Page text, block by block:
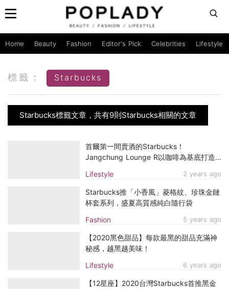
Home Beauty Fashion Editor's Pick Celebrities Lifestyle
標籤： Starbucks
Starbucks標籤文章，共有9則Starbucks相關的文章
Lifestyle 2 years ago
首爾第一間賣酒的Starbucks！
Jangchung Lounge R以咖啡為基底打造
了
Fashion 5 years ago
Starbucks推「小香風」菱格紋、珍珠金鏈
杯套系列，盛夏高質感純白隨行袋
Lifestyle 6 years ago
【2020黑色甜品】每款最黑的甜品充滿神
秘感，越黑越美味！
【12星座】2020台灣Starbucks首推黑金